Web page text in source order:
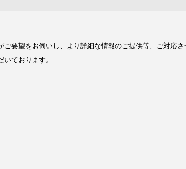
要望をお伺いし、より詳細な情報のご提供等、ご対応さ
ております。